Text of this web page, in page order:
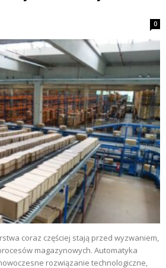
0
coraz częściej stają przed wyzwaniem,
magazynowych. Automatyka
rozwiązanie technologiczne,